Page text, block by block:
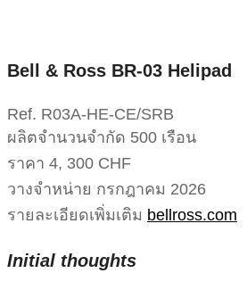
Bell & Ross BR-03 Helipad
Ref. R03A-HE-CE/SRB
ผลิตจำนวนจำกัด 500 เรือน
ราคา 4, 300 CHF
วางจำหน่าย กรกฎาคม 2026
รายละเอียดเพิ่มเติม bellross.com
Initial thoughts